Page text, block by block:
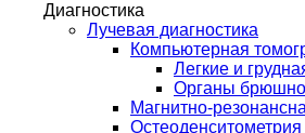
Диагностика
Лучевая диагностика
Компьютерная
Легкие и
Органы
Магнитно-
Остеоденситометрия